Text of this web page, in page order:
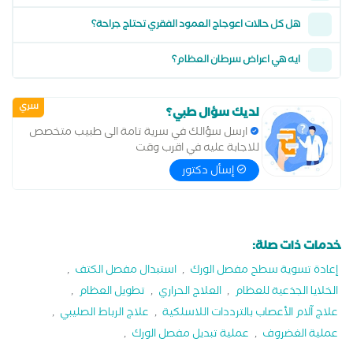
هل كل حالات اعوجاج العمود الفقري تحتاج جراحة؟
ايه هي اعراض سرطان العظام؟
سري لديك سؤال طبي؟
ارسل سؤالك في سرية تامة الى طبيب متخصص
للاجابة عليه في اقرب وقت
إسأل دكتور
خدمات ذات صلة:
إعادة تسوية سطح مفصل الورك , استبدال مفصل الكتف ,
الخلايا الجذعية للعظام , العلاج الحراري , تطويل العظام ,
علاج آلام الأعصاب بالترددات اللاسلكية , علاج الرباط الصليبي ,
عملية الغضروف , عملية تبديل مفصل الورك ,